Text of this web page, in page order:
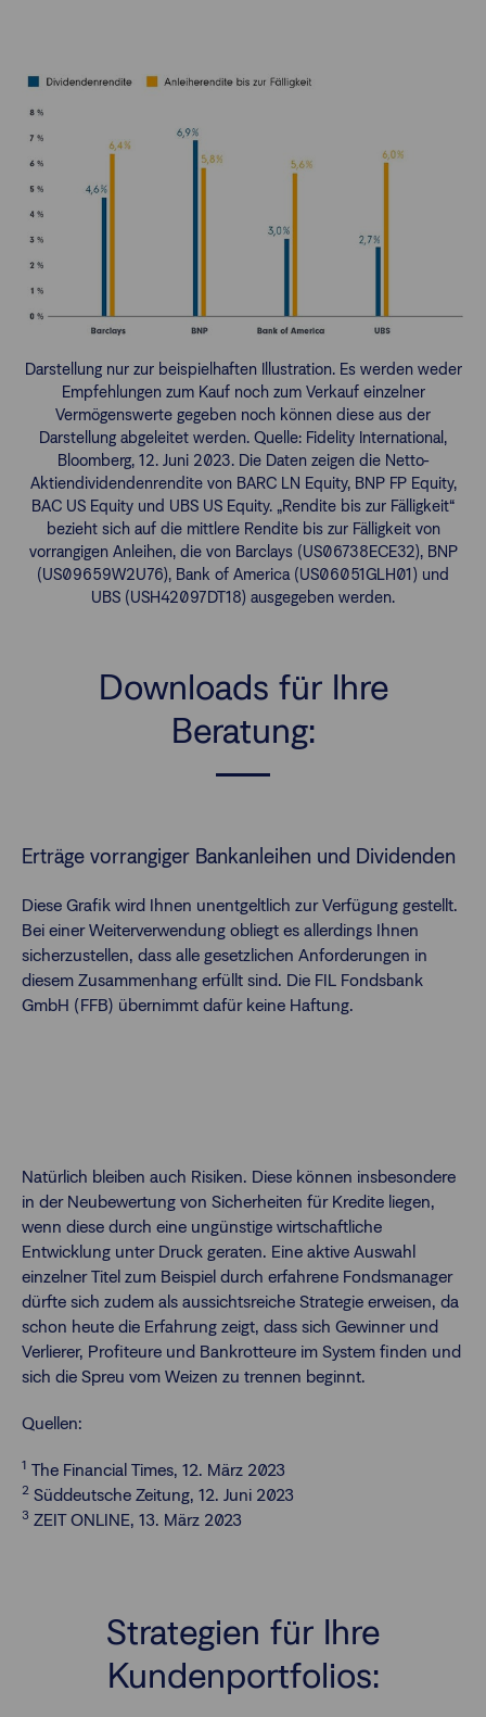
Darstellung nur zur beispielhaften Illustration. Es werden weder
Empfehlungen zum Kauf noch zum Verkauf einzelner
Vermögenswerte gegeben noch können diese aus der
Darstellung abgeleitet werden. Quelle: Fidelity International,
Bloomberg, 12. Juni 2023. Die Daten zeigen die Netto-
Aktiendividendenrendite von BARC LN Equity, BNP FP Equity,
BAC US Equity und UBS US Equity. „Rendite bis zur Fälligkeit“
bezieht sich auf die mittlere Rendite bis zur Fälligkeit von
vorrangigen Anleihen, die von Barclays (US06738ECE32), BNP
(US09659W2U76), Bank of America (US06051GLH01) und
UBS (USH42097DT18) ausgegeben werden.
Downloads für Ihre
Beratung:
Erträge vorrangiger Bankanleihen und Dividenden
Diese Grafik wird Ihnen unentgeltlich zur Verfügung gestellt.
Bei einer Weiterverwendung obliegt es allerdings Ihnen
sicherzustellen, dass alle gesetzlichen Anforderungen in
diesem Zusammenhang erfüllt sind. Die FIL Fondsbank
GmbH (FFB) übernimmt dafür keine Haftung.
Natürlich bleiben auch Risiken. Diese können insbesondere
in der Neubewertung von Sicherheiten für Kredite liegen,
wenn diese durch eine ungünstige wirtschaftliche
Entwicklung unter Druck geraten. Eine aktive Auswahl
einzelner Titel zum Beispiel durch erfahrene Fondsmanager
dürfte sich zudem als aussichtsreiche Strategie erweisen, da
schon heute die Erfahrung zeigt, dass sich Gewinner und
Verlierer, Profiteure und Bankrotteure im System finden und
sich die Spreu vom Weizen zu trennen beginnt.
Quellen:
1 The Financial Times, 12. März 2023
2 Süddeutsche Zeitung, 12. Juni 2023
3 ZEIT ONLINE, 13. März 2023
Strategien für Ihre
Kundenportfolios: